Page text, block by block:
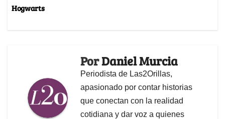
Hogwarts
PorDaniel Murcia
Periodista de Las2Orillas,
apasionado por contar historias
que conectan con la realidad
cotidiana y dar voz a quienes